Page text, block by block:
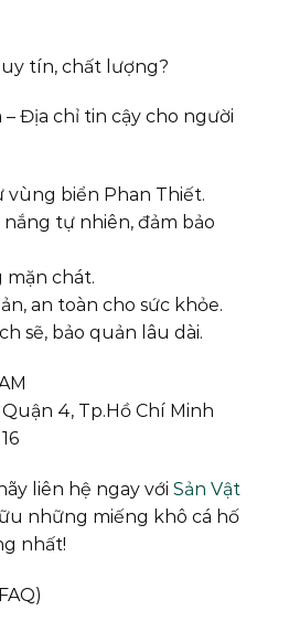
tín, chất lượng?
Địa chỉ tin cậy cho người
vùng biển Phan Thiết.
tự nhiên, đảm bảo
mặn chát.
an toàn cho sức khỏe.
sẽ, bảo quản lâu dài.
4, Tp.Hồ Chí Minh
liên hệ ngay với Sản Vật
những miếng khô cá hố
nhất!